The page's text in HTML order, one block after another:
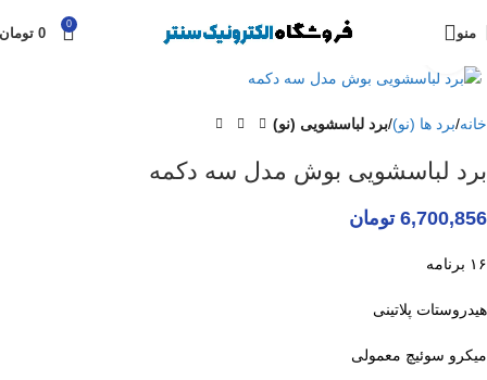
منو
0
0 تومان
خانه برد ها (نو) برد لباسشویی (نو)
برد لباسشویی بوش مدل سه دکمه
6,700,856 تومان
۱۶ برنامه
هیدروستات پلاتینی
میکرو سوئیچ معمولی